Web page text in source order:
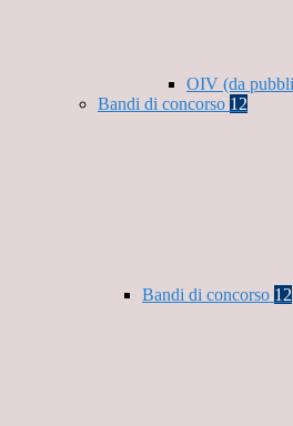
OIV (da
Bandi di concorso 12
Bandi di concorso 12